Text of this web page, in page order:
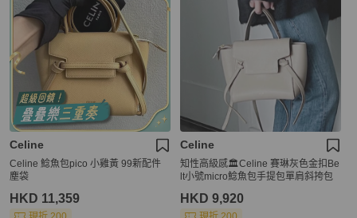
Celine
Celine 鯰魚包pico 小雞黃 99新配件
塵袋
HKD 11,359
Celine
知性高級感🏛️Celine 賽琳灰色金扣Be
lt小號micro鯰魚包手提包單肩斜挎包
HKD 9,920